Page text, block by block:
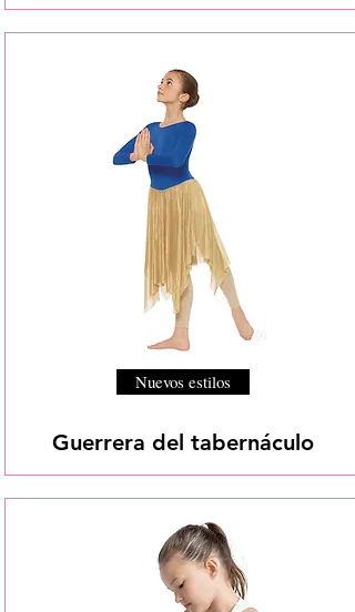
Nuevos estilos
Guerrera del tabernáculo